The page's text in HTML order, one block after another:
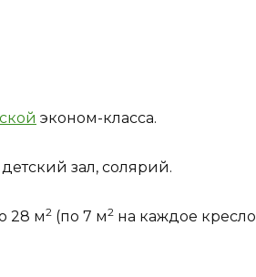
эконом-класса.
зал, солярий.
28 м2 (по 7 м2 на каждое кресло